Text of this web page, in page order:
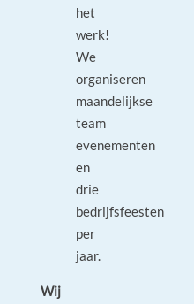
het
werk!
We
organiseren
maandelijkse
team
evenementen
en
drie
bedrijfsfeesten
per
jaar.
Wij